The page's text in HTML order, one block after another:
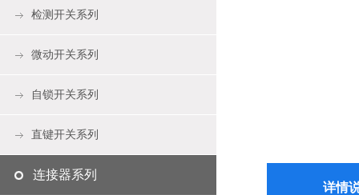
检测开关系列
微动开关系列
自锁开关系列
直键开关系列
连接器系列
详情